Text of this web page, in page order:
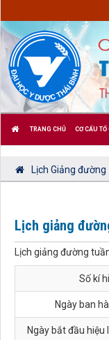
TRANG CHỦ CƠ CẤU TỔ
Lịch Giảng đường
Lịch giảng
Lịch giảng đường
Số kí
Ngày ban
Ngày bắt đầu hiệu